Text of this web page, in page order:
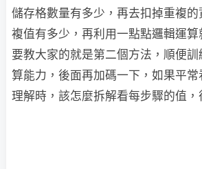
儲存格數量有多少，再去扣掉重複
複值有多少，再利用一點點邏輯運
要教大家的就是第二個方法，順便
算能力，後面再加碼一下，如果平
理解時，該怎麼拆解看每步驟的值，